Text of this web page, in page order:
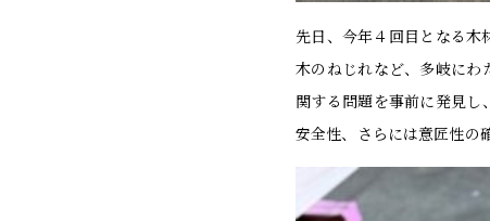
先日、今年４回目となる木
木のねじれなど、多岐にわ
関する問題を事前に発見
安全性、さらには意匠性の